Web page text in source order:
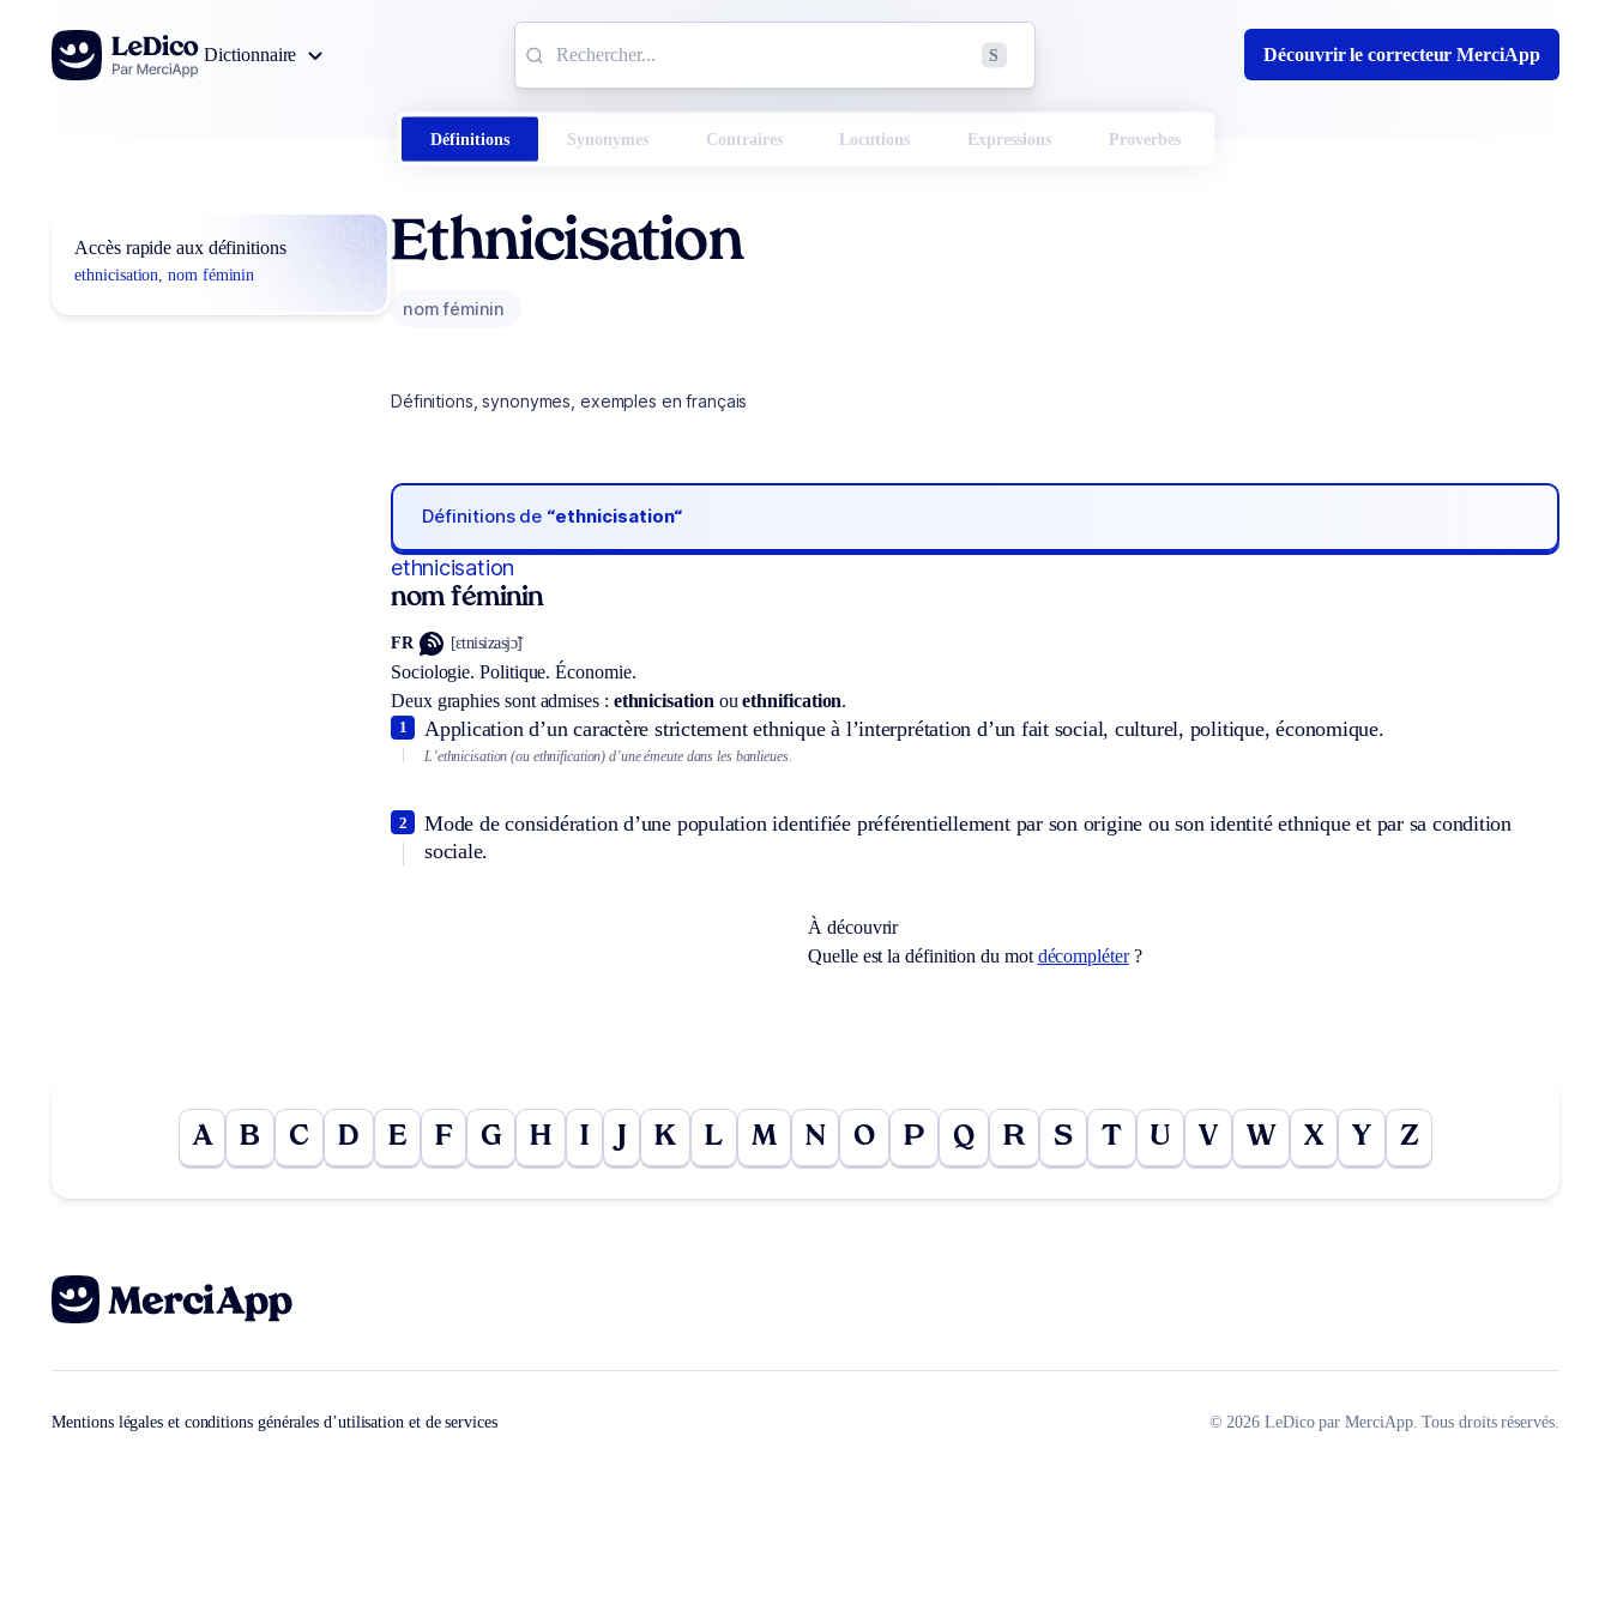
Aller au contenu
Dictionnaire
S Découvrir le correcteur MerciApp
Définitions Synonymes Contraires Locutions Expressions Proverbes
Accès rapide aux définitions
ethnicisation, nom féminin
Ethnicisation
nom féminin
Définitions, synonymes, exemples en français
Définitions de “ethnicisation“
ethnicisation
nom féminin
FR [ɛtnisizasjɔ̃]
Sociologie. Politique. Économie.
Deux graphies sont admises : ethnicisation ouethnification.
Application d’un caractère strictement ethnique à l’interprétation d’un fait social, culturel, politique, économique.
1
L’ethnicisation (ou ethnification) d’une émeute dans les banlieues.
Mode de considération d’une population identifiée préférentiellement par son origine ou son identité ethnique et par sa condition
sociale.
2
À découvrir
Quelle est la définition du mot décompléter?
A B C D E F G H I J K L M N O P Q R S T U V W X Y Z
Mentions légales et conditions générales d’utilisation et de services © 2026 LeDico par MerciApp. Tous droits réservés.